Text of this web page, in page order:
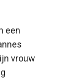
een
vrouw